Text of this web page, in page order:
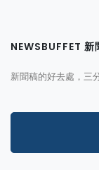
NEWSBUFFET
新聞稿的好去處，三